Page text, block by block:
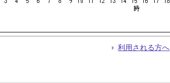
利用される方へ